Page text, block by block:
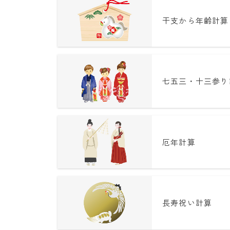
干支から年齢計算
七五三・十三参
厄年計算
長寿祝い計算